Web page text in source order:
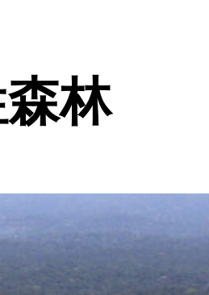
林